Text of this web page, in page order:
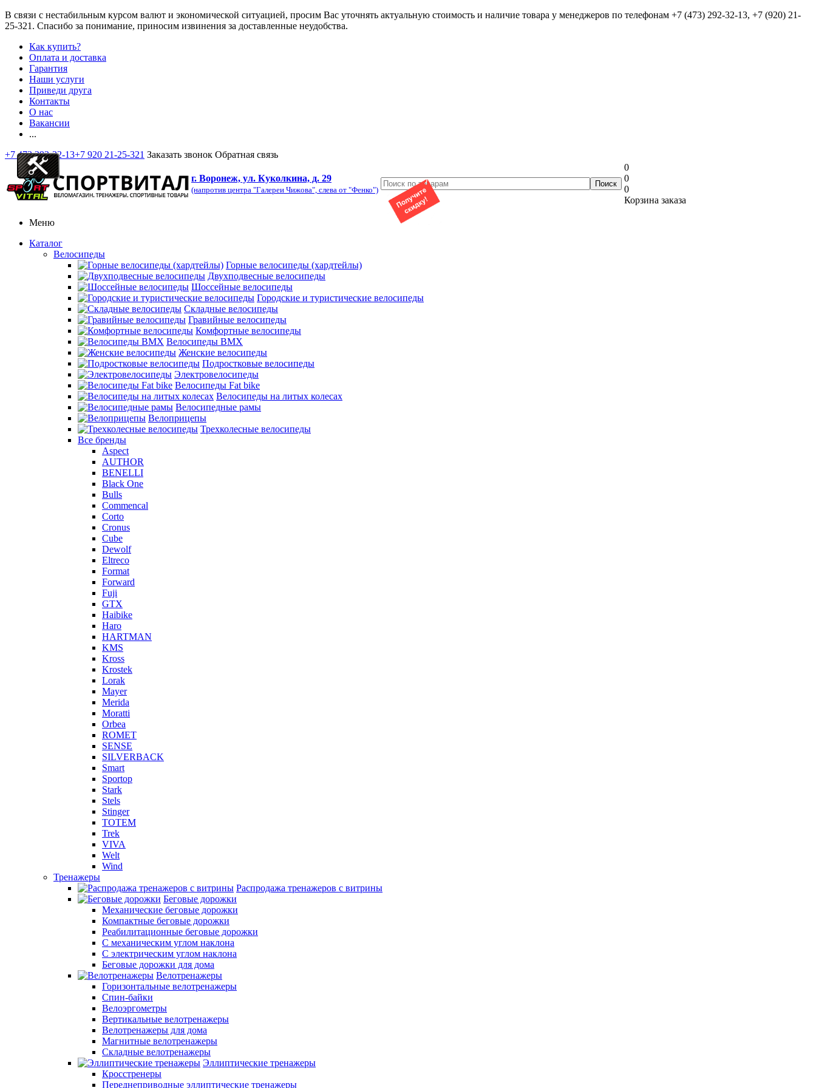
В связи с нестабильным курсом валют и экономической ситуацией, просим Вас уточнять актуальную стоимость и наличие товара у менеджеров по телефонам +7 (473) 292-32-13, +7 (920) 21-
25-321 . Спасибо за понимание, приносим извинения за доставленные неудобства.
Как купить?
Оплата и доставка
Гарантия
Наши услуги
Приведи друга
Контакты
О нас
Вакансии
...
+7 473 292-32-13+7 920 21-25-321 Заказать звонок Обратная связь
г. Воронеж, ул. Куколкина, д. 29
(напротив центра "Галереи Чижова", слева от "Фенко")
0
0
0
Корзина заказа
Меню
Каталог
Велосипеды
Горные велосипеды (хардтейлы)
Двухподвесные велосипеды
Шоссейные велосипеды
Городские и туристические велосипеды
Складные велосипеды
Гравийные велосипеды
Комфортные велосипеды
Велосипеды BMX
Женские велосипеды
Подростковые велосипеды
Электровелосипеды
Велосипеды Fat bike
Велосипеды на литых колесах
Велосипедные рамы
Велоприцепы
Трехколесные велосипеды
Все бренды
Aspect
AUTHOR
BENELLI
Black One
Bulls
Commencal
Corto
Cronus
Cube
Dewolf
Eltreco
Format
Forward
Fuji
GTX
Haibike
Haro
HARTMAN
KMS
Kross
Krostek
Lorak
Mayer
Merida
Moratti
Orbea
ROMET
SENSE
SILVERBACK
Smart
Sportop
Stark
Stels
Stinger
TOTEM
Trek
VIVA
Welt
Wind
Тренажеры
Распродажа тренажеров с витрины
Беговые дорожки
Механические беговые дорожки
Компактные беговые дорожки
Реабилитационные беговые дорожки
С механическим углом наклона
С электрическим углом наклона
Беговые дорожки для дома
Велотренажеры
Горизонтальные велотренажеры
Спин-байки
Велоэргометры
Вертикальные велотренажеры
Велотренажеры для дома
Магнитные велотренажеры
Складные велотренажеры
Эллиптические тренажеры
Кросстренеры
Переднеприводные эллиптические тренажеры